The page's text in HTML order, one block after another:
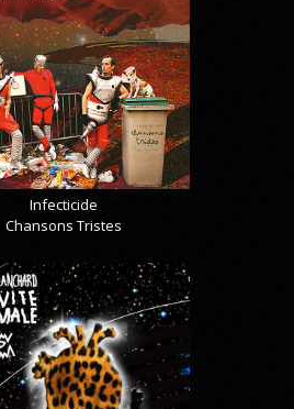
Infecticide
Chansons Tristes